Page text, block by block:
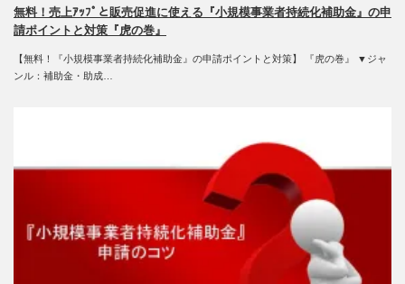
無料！売上ｱｯﾌﾟと販売促進に使える『小規模事業者持続化補助金』の申
請ポイントと対策『虎の巻』
【無料！『小規模事業者持続化補助金』の申請ポイントと対策】 『虎の巻』 ▼ジャ
ンル：補助金・助成…